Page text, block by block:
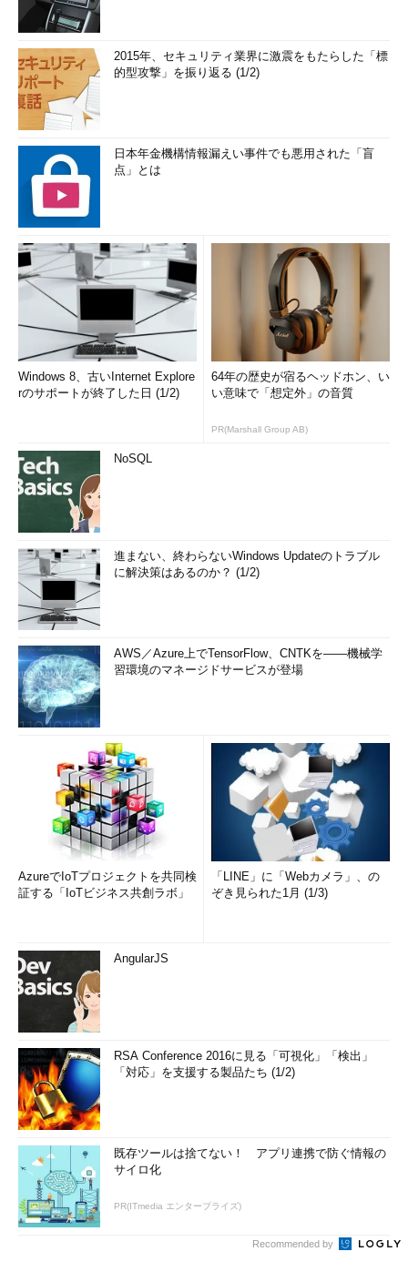
2015年、セキュリティ業界に激震をもたらした「標
的型攻撃」を振り返る (1/2)
日本年金機構情報漏えい事件でも悪用された「盲
点」とは
Windows 8、古いInternet Explore
rのサポートが終了した日 (1/2)
64年の歴史が宿るヘッドホン、い
い意味で「想定外」の音質
PR(Marshall Group AB)
NoSQL
進まない、終わらないWindows Updateのトラブル
に解決策はあるのか？ (1/2)
AWS／Azure上でTensorFlow、CNTKを――機械学
習環境のマネージドサービスが登場
AzureでIoTプロジェクトを共同検
証する「IoTビジネス共創ラボ」
「LINE」に「Webカメラ」、の
ぞき見られた1月 (1/3)
AngularJS
RSA Conference 2016に見る「可視化」「検出」
「対応」を支援する製品たち (1/2)
既存ツールは捨てない！ アプリ連携で防ぐ情報の
サイロ化
PR(ITmedia エンタープライズ)
Recommended by